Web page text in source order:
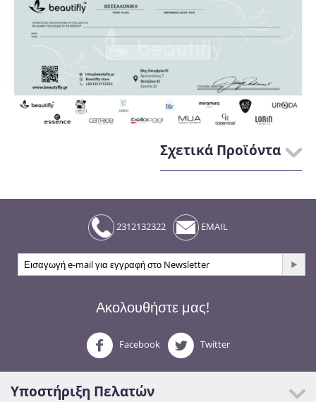
Σχετικά Προϊόντα
2312132322 EMAIL
Ακολουθήστε μας!
Facebook Twitter
Υποστήριξη Πελατών